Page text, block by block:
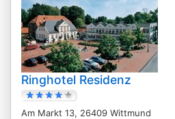
Ringhotel Residenz
Am Markt 13, 26409 Wittmund